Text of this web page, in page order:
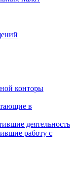
конторы
в
деятельность
работу с